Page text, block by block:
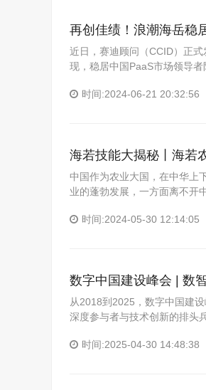
再创佳绩！浪潮海岳稳
近日，赛迪顾问（CCID）正
现，稳居中国PaaS市场领导
时间:2024-06-21 20:32:56
海若技能大揭秘丨海若
中国作为农业大国，在中华上
业的蓬勃发展，一方面离不
时间:2024-05-30 12:14:05
数字中国建设峰会 | 数
从2018到2025，数字中国建
深度参与者与技术创新的排头
时间:2025-04-30 14:48:38